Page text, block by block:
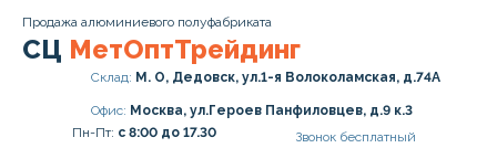
Продажа алюминиевого полуфабриката
СЦ МетОптТрейдинг
Склад: М. О, Дедовск, ул.1-я Волоколамская, д.74А
Офис: Москва, ул.Героев Панфиловцев, д.9 к.3
Пн-Пт: с 8:00 до 17.30 Звонок бесплатный